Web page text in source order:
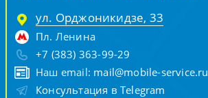
ул. Орджоникидзе, 33
Пл. Ленина
+7 (383) 363-99-29
Наш email: mail@mobile-service.ru
Консультация в Telegram